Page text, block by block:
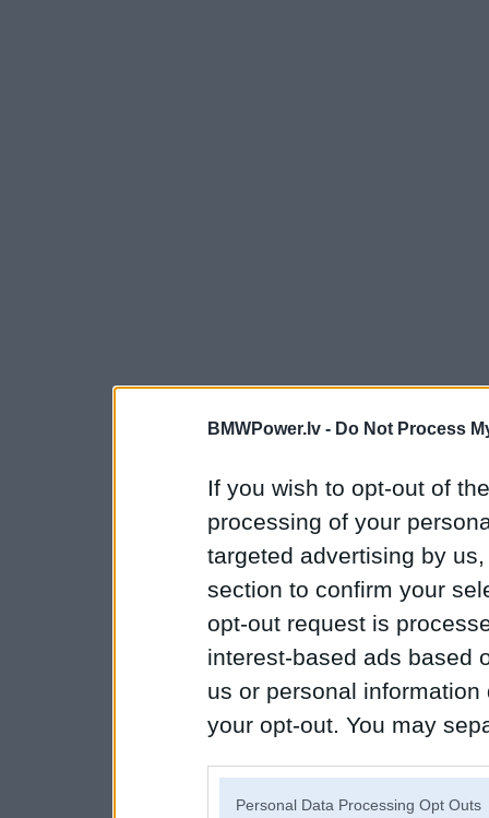
BMWPower.lv - Do Not Process
If you wish to opt-out of
processing of your
targeted advertising by
section to confirm your
opt-out request is
interest-based ads based
us or personal
your opt-out. You may
Personal Data Processing Opt Outs